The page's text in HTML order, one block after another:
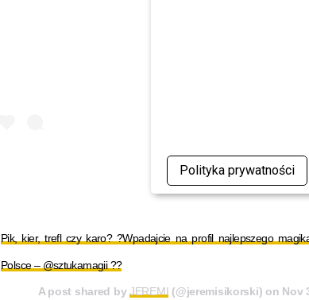
Polityka prywatności
Pik, kier, trefl czy karo? ?Wpadajcie na profil najlepszego
Polsce – @sztukamagii ??
A post shared byJEREMI (@jeremisikorski) on Nov 3,